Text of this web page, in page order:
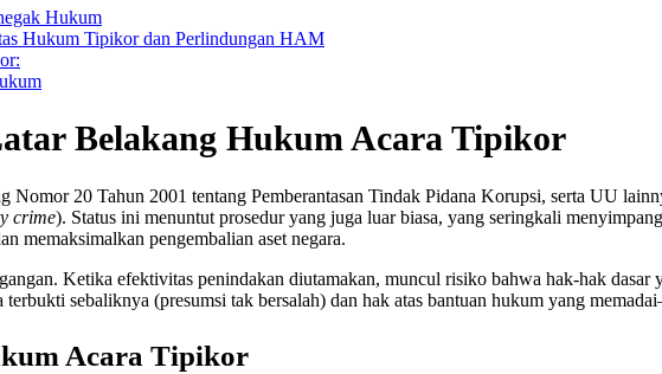
Hukum
Hukum Tipikor dan Perlindungan HAM
Belakang Hukum Acara Tipikor
Nomor 20 Tahun 2001 tentang Pemberantasan Tindak Pidana Korupsi, serta UU
crime). Status ini menuntut prosedur yang juga luar biasa, yang seringkali
memaksimalkan pengembalian aset negara.
Ketika efektivitas penindakan diutamakan, muncul risiko bahwa hak-hak
sebaliknya (presumsi tak bersalah) dan hak atas bantuan hukum yang
Acara Tipikor